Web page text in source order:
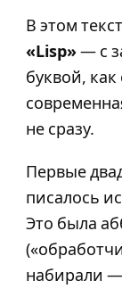
В этом
«Lisp»— с
буквой,
не сразу.
Первые
писалось
Это была
набирали —